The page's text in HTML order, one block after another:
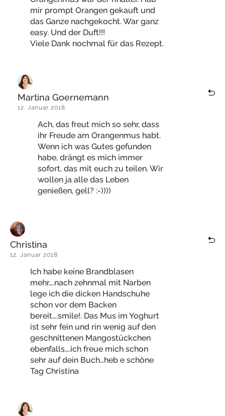
mir prompt Orangen gekauft und
das Ganze nachgekocht. War ganz
easy. Und der Duft!!!
Viele Dank nochmal für das Rezept.
Martina Goernemann
12. Januar 2018
Ach, das freut mich so sehr, dass
ihr Freude am Orangenmus habt.
Wenn ich was Gutes gefunden
habe, drängt es mich immer
sofort, das mit euch zu teilen. Wir
wollen ja alle das Leben
genießen, gell? :-))))
Christina
12. Januar 2018
Ich habe keine Brandblasen
mehr….nach zehnmal mit Narben
lege ich die dicken Handschuhe
schon vor dem Backen
bereit….smile!. Das Mus im Yoghurt
ist sehr fein und rin wenig auf den
geschnittenen Mangostückchen
ebenfalls….ich freue mich schon
sehr auf dein Buch…heb e schöne
Tag Christina